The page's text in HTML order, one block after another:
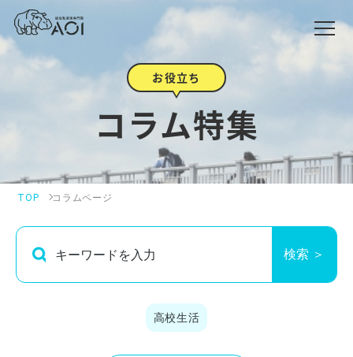
お役立ち
コラム特集
TOP コラムページ
検索 ＞
高校生活